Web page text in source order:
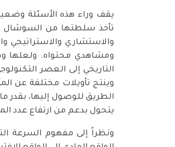
يقف وراء هذه الأسئلة
تأخذ سلطتها من السوشال
والاستشاري والاستراتيجي
ومشاهدي محتواه. ولعلها
التاريخي إلى العصر
وينتج تأويلات مختلفة عن
الطريق للوصول إليها، بقدر
يتحول بدعم من ارتفاع عدد
ونظراً إلى مفهوم السرعة